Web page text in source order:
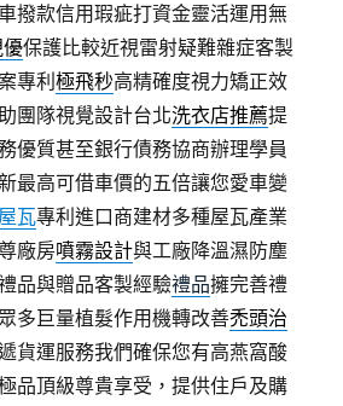
撥款信用瑕疵打資金靈活運用無
優保護比較近視雷射疑難雜症客製
專利極飛秒高精確度視力矯正效
團隊視覺設計台北洗衣店推薦提
優質甚至銀行債務協商辦理學員
最高可借車價的五倍讓您愛車變
屋瓦專利進口商建材多種屋瓦產業
廠房噴霧設計與工廠降溫濕防塵
品與贈品客製經驗禮品擁完善禮
多巨量植髮作用機轉改善禿頭治
貨運服務我們確保您有高燕窩酸
品頂級尊貴享受，提供住戶及購